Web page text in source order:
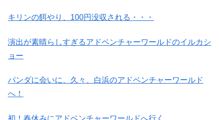
キリンの餌やり、100円没収される・・・
演出が素晴らしすぎるアドベンチャーワールドのイルカシ
ョー
パンダに会いに、久々、白浜のアドベンチャーワールド
へ！
初！春休みにアドベンチャーワールドへ行く